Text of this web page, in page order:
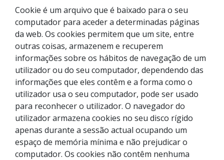
Cookie é um arquivo que é baixado para o seu
computador para aceder a determinadas páginas
da web. Os cookies permitem que um site, entre
outras coisas, armazenem e recuperem
informações sobre os hábitos de navegação de um
utilizador ou do seu computador, dependendo das
informações que eles contêm e a forma como o
utilizador usa o seu computador, pode ser usado
para reconhecer o utilizador. O navegador do
utilizador armazena cookies no seu disco rígido
apenas durante a sessão actual ocupando um
espaço de memória mínima e não prejudicar o
computador. Os cookies não contêm nenhuma